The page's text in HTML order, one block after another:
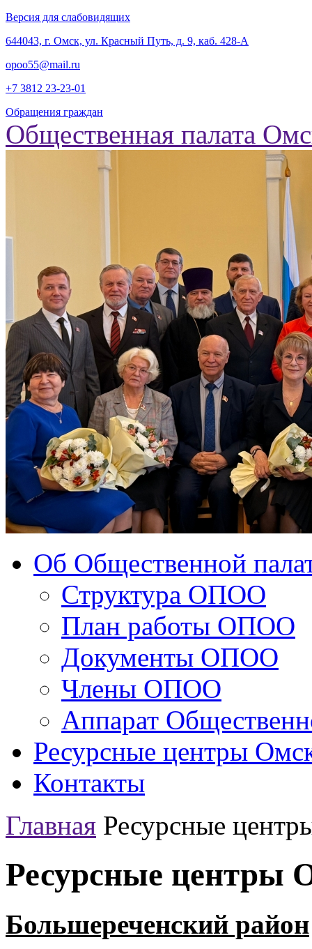
Версия для слабовидящих
‎644043, г. Омск, ул. Красный Путь, д. 9, каб. 428-А
opoo55@mail.ru
+7 3812 23-23-01
Обращения граждан
Общественная палата
Об Общественной
Структура ОПОО
План работы ОПОО
Документы ОПОО
Члены ОПОО
Аппарат
Ресурсные центры
Контакты
Главная Ресурсные
Ресурсные центры
Большереченский район